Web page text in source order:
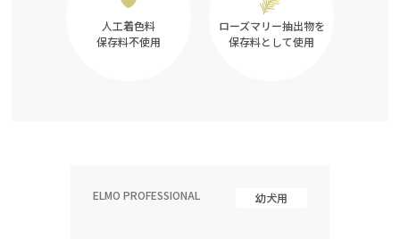
人工着色料
保存料不使用
ローズマリー抽出物を
保存料として使用
ELMO PROFESSIONAL 幼犬用